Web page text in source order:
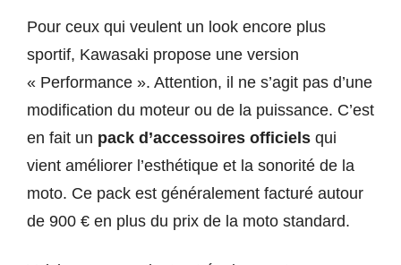
Pour ceux qui veulent un look encore plus
sportif, Kawasaki propose une version
« Performance ». Attention, il ne s’agit pas d’une
modification du moteur ou de la puissance. C’est
en fait un pack d’accessoires officiels qui
vient améliorer l’esthétique et la sonorité de la
moto. Ce pack est généralement facturé autour
de 900 € en plus du prix de la moto standard.